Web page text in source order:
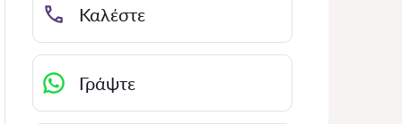
Καλέστε
Γράψτε